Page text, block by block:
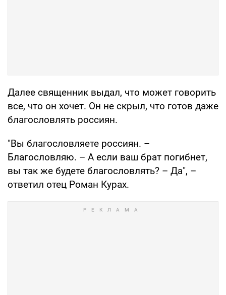
Далее священник выдал, что может говорить
все, что он хочет. Он не скрыл, что готов даже
благословлять россиян.
"Вы благословляете россиян. –
Благословляю. – А если ваш брат погибнет,
вы так же будете благословлять? – Да", –
ответил отец Роман Курах.